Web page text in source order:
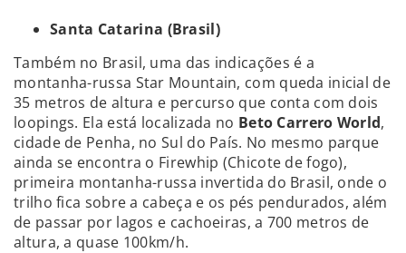
Santa Catarina (Brasil)
Também no Brasil, uma das indicações é a
montanha-russa Star Mountain, com queda inicial de
35 metros de altura e percurso que conta com dois
loopings. Ela está localizada no Beto Carrero World,
cidade de Penha, no Sul do País. No mesmo parque
ainda se encontra o Firewhip (Chicote de fogo),
primeira montanha-russa invertida do Brasil, onde o
trilho fica sobre a cabeça e os pés pendurados, além
de passar por lagos e cachoeiras, a 700 metros de
altura, a quase 100km/h.